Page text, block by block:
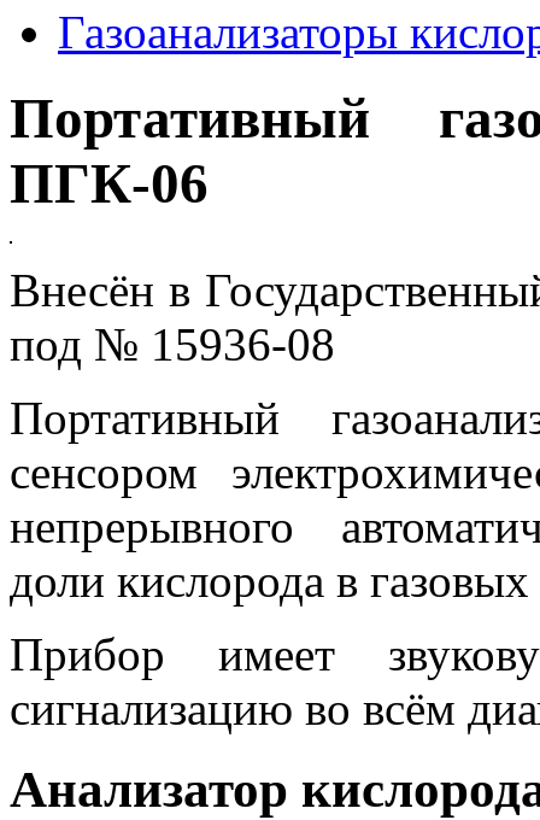
Газоанализаторы
Портативный
ПГК-06
Внесён в
под № 15936-08
Портативный
сенсором
непрерывного
доли кислорода в
Прибор имеет
сигнализацию во всём
Анализатор